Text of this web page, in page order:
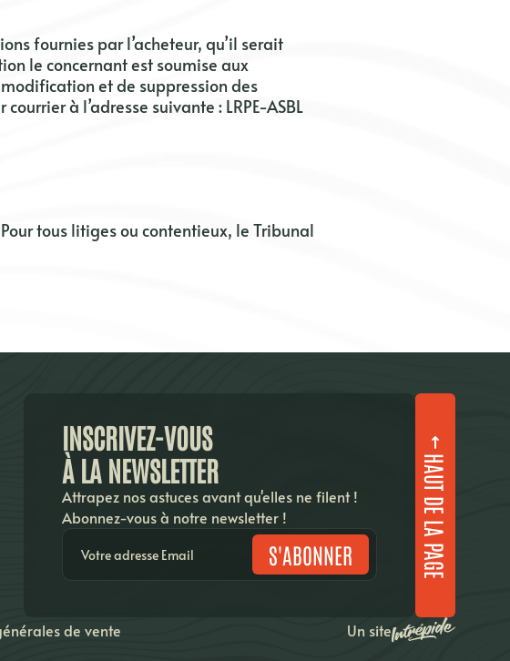
fournies par l’acheteur, qu’il serait
le concernant est soumise aux
modification et de suppression des
à l’adresse suivante : LRPE-ASBL
tous litiges ou contentieux, le Tribunal
INSCRIVEZ-VOUS
À LA NEWSLETTER
Attrapez nos astuces avant qu'elles ne filent !
Abonnez-vous à notre newsletter !
S'ABONNER HAUT DE LA PAGE
de vente Un site